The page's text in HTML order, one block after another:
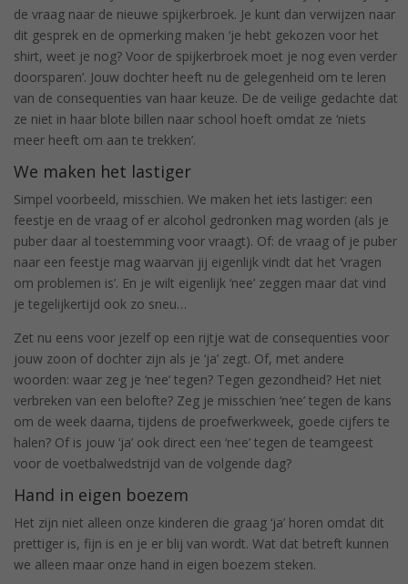
de vraag naar de nieuwe spijkerbroek. Je kunt dan verwijzen naar
dit gesprek en de opmerking maken ‘je hebt gekozen voor het
shirt, weet je nog? Voor de spijkerbroek moet je nog even verder
doorsparen’. Jouw dochter heeft nu de gelegenheid om te leren
van de consequenties van haar keuze. De de veilige gedachte dat
ze niet in haar blote billen naar school hoeft omdat ze ‘niets
meer heeft om aan te trekken’.
We maken het lastiger
Simpel voorbeeld, misschien. We maken het iets lastiger: een
feestje en de vraag of er alcohol gedronken mag worden (als je
puber daar al toestemming voor vraagt). Of: de vraag of je puber
naar een feestje mag waarvan jij eigenlijk vindt dat het ‘vragen
om problemen is’. En je wilt eigenlijk ‘nee’ zeggen maar dat vind
je tegelijkertijd ook zo sneu…
Zet nu eens voor jezelf op een rijtje wat de consequenties voor
jouw zoon of dochter zijn als je ‘ja’ zegt. Of, met andere
woorden: waar zeg je ‘nee’ tegen? Tegen gezondheid? Het niet
verbreken van een belofte? Zeg je misschien ‘nee’ tegen de kans
om de week daarna, tijdens de proefwerkweek, goede cijfers te
halen? Of is jouw ‘ja’ ook direct een ‘nee’ tegen de teamgeest
voor de voetbalwedstrijd van de volgende dag?
Hand in eigen boezem
Het zijn niet alleen onze kinderen die graag ‘ja’ horen omdat dit
prettiger is, fijn is en je er blij van wordt. Wat dat betreft kunnen
we alleen maar onze hand in eigen boezem steken.